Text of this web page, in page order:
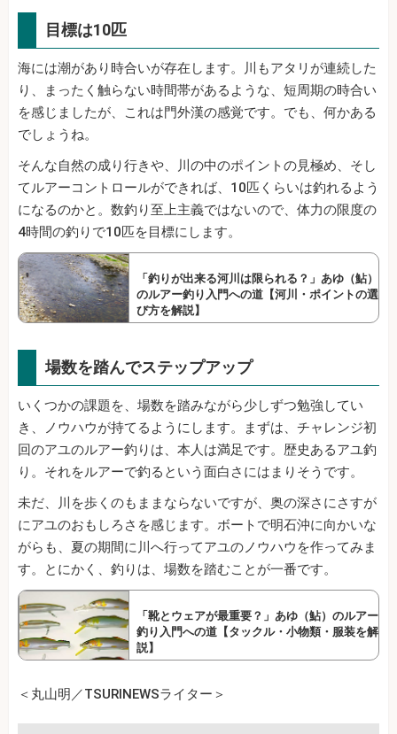
目標は10匹
海には潮があり時合いが存在します。川もアタリが連続した
り、まったく触らない時間帯があるような、短周期の時合い
を感じましたが、これは門外漢の感覚です。でも、何かある
でしょうね。
そんな自然の成り行きや、川の中のポイントの見極め、そし
てルアーコントロールができれば、10匹くらいは釣れるよう
になるのかと。数釣り至上主義ではないので、体力の限度の
4時間の釣りで10匹を目標にします。
「釣りが出来る河川は限られる？」あゆ（鮎）
のルアー釣り入門への道【河川・ポイントの選
び方を解説】
場数を踏んでステップアップ
いくつかの課題を、場数を踏みながら少しずつ勉強してい
き、ノウハウが持てるようにします。まずは、チャレンジ初
回のアユのルアー釣りは、本人は満足です。歴史あるアユ釣
り。それをルアーで釣るという面白さにはまりそうです。
未だ、川を歩くのもままならないですが、奥の深さにさすが
にアユのおもしろさを感じます。ボートで明石沖に向かいな
がらも、夏の期間に川へ行ってアユのノウハウを作ってみま
す。とにかく、釣りは、場数を踏むことが一番です。
「靴とウェアが最重要？」あゆ（鮎）のルアー
釣り入門への道【タックル・小物類・服装を解
説】
＜丸山明／TSURINEWSライター＞